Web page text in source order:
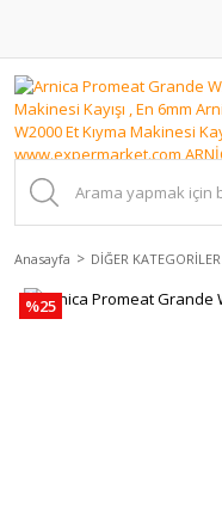
Anasayfa DİĞER KATEGORİLER
%25